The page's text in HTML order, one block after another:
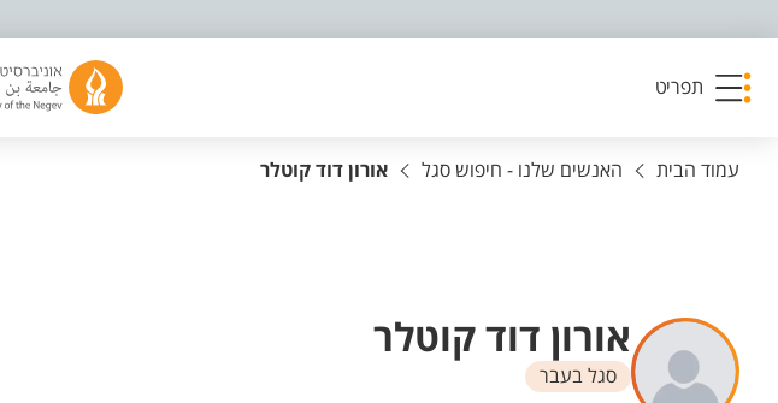
תפריט
עמוד הבית האנשים שלנו - חיפוש סגל אורון דוד קוטלר
אורון דוד קוטלר
סגל בעבר